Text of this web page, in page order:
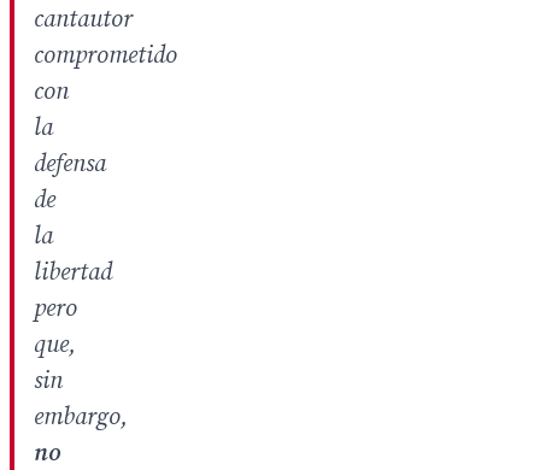
cantautor
comprometido
con
la
defensa
de
la
libertad
pero
que,
sin
embargo,
no